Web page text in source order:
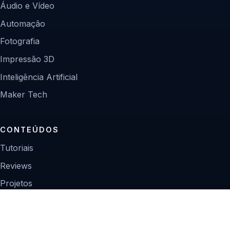
Áudio e Vídeo
Automação
Fotografia
Impressão 3D
Inteligência Artificial
Maker Tech
CONTEÚDOS
Tutoriais
Reviews
Projetos